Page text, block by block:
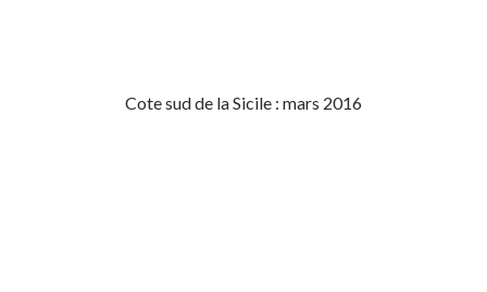
Cote sud de la Sicile : mars 2016